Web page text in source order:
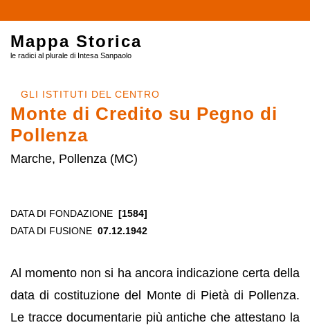
Mappa Storica
le radici al plurale di Intesa Sanpaolo
GLI ISTITUTI DEL CENTRO
Monte di Credito su Pegno di
Pollenza
Marche, Pollenza (MC)
DATA DI FONDAZIONE [1584]
DATA DI FUSIONE 07.12.1942
Al momento non si ha ancora indicazione certa della
data di costituzione del Monte di Pietà di Pollenza.
Le tracce documentarie più antiche che attestano la